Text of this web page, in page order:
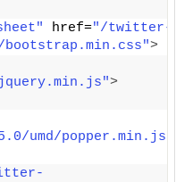
href="/twitter-
>
>
umd/popper.min.js"